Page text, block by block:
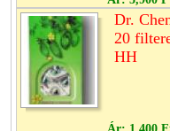
Dr.
20
HH